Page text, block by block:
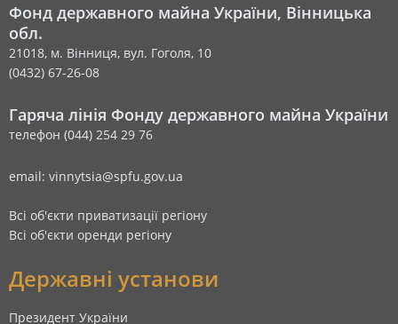
Фонд державного майна України, Вінницька
обл.
21018, м. Вінниця, вул. Гоголя, 10
(0432) 67-26-08
Гаряча лінія Фонду державного майна України
телефон (044) 254 29 76
email: vinnytsia@spfu.gov.ua
Всі об'єкти приватизації регіону
Всі об'єкти оренди регіону
Державні установи
Президент України